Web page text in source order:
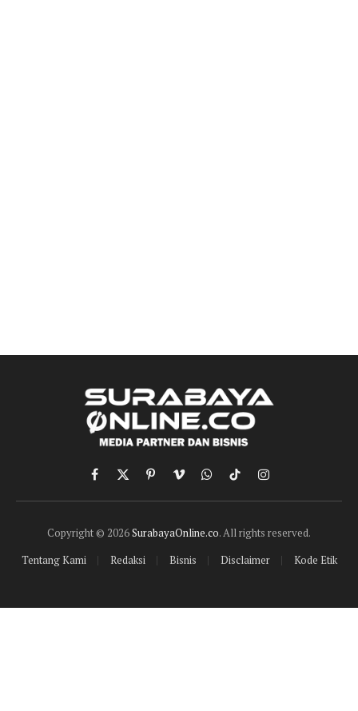
Facebook
X
(Twitter)
PinterestVimeoWhatsApp
TikTokInstagram
Copyright © 2026SurabayaOnline.co. All rights reserved.
Tentang Kami
Redaksi Bisnis Disclaimer Kode Etik